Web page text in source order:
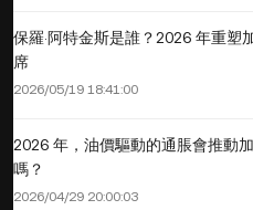
保羅·阿特金斯是誰？2026 年重塑
席
2026/05/19 18:41:00
2026 年，油價驅動的通脹會推動
嗎？
2026/04/29 20:00:03